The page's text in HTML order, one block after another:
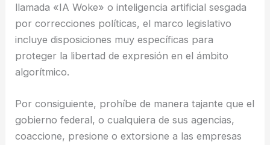
llamada «IA Woke» o inteligencia artificial sesgada
por correcciones políticas, el marco legislativo
incluye disposiciones muy específicas para
proteger la libertad de expresión en el ámbito
algorítmico.
Por consiguiente, prohíbe de manera tajante que el
gobierno federal, o cualquiera de sus agencias,
coaccione, presione o extorsione a las empresas